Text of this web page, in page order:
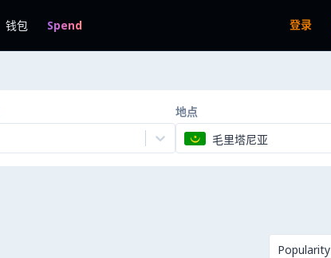
钱包 Spend 登录
地点
毛里塔尼亚
Popularity